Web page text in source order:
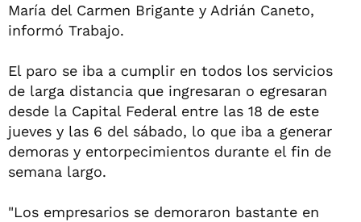
María del Carmen Brigante y Adrián Caneto,
informó Trabajo.
El paro se iba a cumplir en todos los servicios
de larga distancia que ingresaran o egresaran
desde la Capital Federal entre las 18 de este
jueves y las 6 del sábado, lo que iba a generar
demoras y entorpecimientos durante el fin de
semana largo.
"Los empresarios se demoraron bastante en